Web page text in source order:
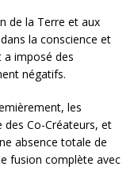
de la Terre et aux
la conscience et
a imposé des
négatifs.
les
des Co-Créateurs, et
absence totale de
fusion complète avec